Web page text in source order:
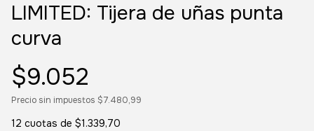
LIMITED: Tijera de uñas punta
curva
$9.052
Precio sin impuestos $7.480,99
12 cuotas de $1.339,70